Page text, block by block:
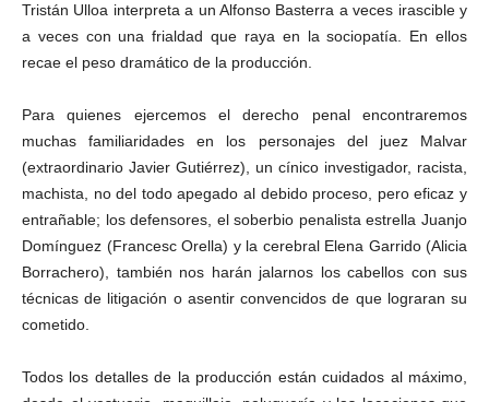
Tristán Ulloa interpreta a un Alfonso Basterra a veces irascible y
a veces con una frialdad que raya en la sociopatía. En ellos
recae el peso dramático de la producción.
Para quienes ejercemos el derecho penal encontraremos
muchas familiaridades en los personajes del juez Malvar
(extraordinario Javier Gutiérrez), un cínico investigador, racista,
machista, no del todo apegado al debido proceso, pero eficaz y
entrañable; los defensores, el soberbio penalista estrella Juanjo
Domínguez (Francesc Orella) y la cerebral Elena Garrido (Alicia
Borrachero), también nos harán jalarnos los cabellos con sus
técnicas de litigación o asentir convencidos de que lograran su
cometido.
Todos los detalles de la producción están cuidados al máximo,